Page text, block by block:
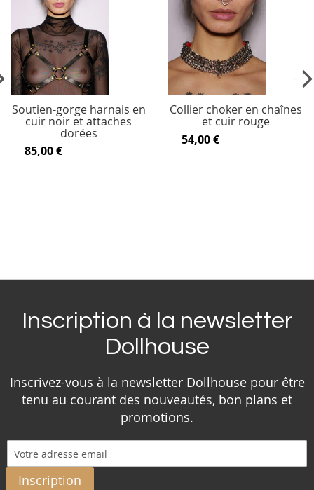
Soutien-gorge harnais en
cuir noir et attaches
dorées
85,00 €
Collier choker en chaînes
et cuir rouge
54,00 €
Inscription à la newsletter
Dollhouse
Inscrivez-vous à la newsletter Dollhouse pour être
tenu au courant des nouveautés, bon plans et
promotions.
Inscription